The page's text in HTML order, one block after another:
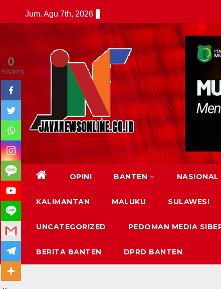
to
Jum. Agu 7th, 2026
OPINI BANTEN NASIONAL
KALIMANTAN MALUKU SULAWESI
UNCATEGORIZED PEDOMAN MEDIA
BERITA BANTEN DPRD BANTEN
0
Shares